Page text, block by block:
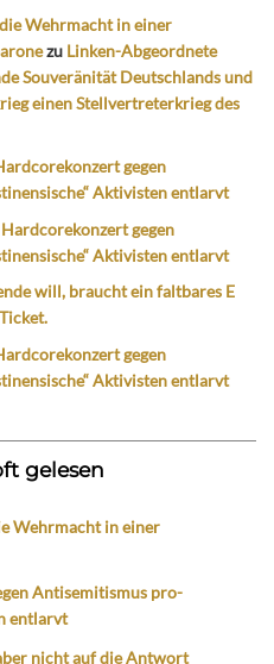
Wehrmacht in einer
zu Linken-Abgeordnete
Souveränität Deutschlands und
einen Stellvertreterkrieg des
gegen
Aktivisten entlarvt
gegen
Aktivisten entlarvt
will, braucht ein faltbares E
gegen
Aktivisten entlarvt
gelesen
Wehrmacht in einer
Antisemitismus pro-
entlarvt
nicht auf die Antwort